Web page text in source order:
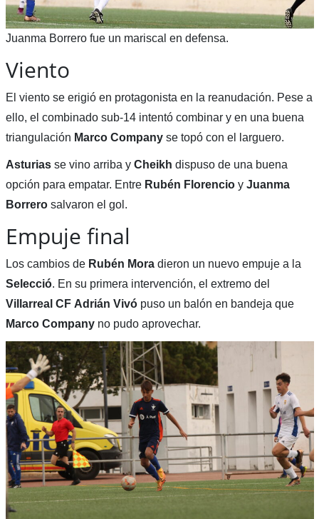
Juanma Borrero fue un mariscal en defensa.
Viento
El viento se erigió en protagonista en la reanudación. Pese a
ello, el combinado sub-14 intentó combinar y en una buena
triangulación Marco Companyse topó con el larguero.
Asturiasse vino arriba y Cheikh dispuso de una buena
opción para empatar. Entre Rubén Florencioy Juanma
Borrerosalvaron el gol.
Empuje final
Los cambios de Rubén Mora dieron un nuevo empuje a la
Selecció. En su primera intervención, el extremo del
Villarreal CF Adrián Vivópuso un balón en bandeja que
Marco Companyno pudo aprovechar.